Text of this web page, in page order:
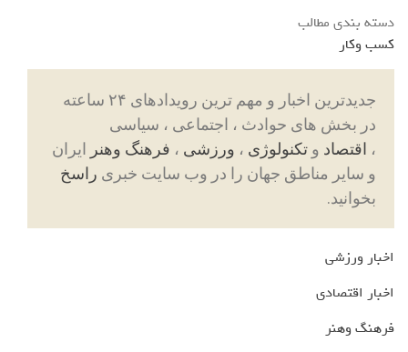
دسته بندی مطالب
کسب وکار
جدیدترین اخبار و مهم ترین رویدادهای ۲۴ ساعته
در بخش های حوادث ، اجتماعی ، سیاسی
، اقتصاد و تکنولوژی ، ورزشی ، فرهنگ وهنر ایران
و سایر مناطق جهان را در وب سایت خبری راسخ
بخوانید.
اخبار ورزشی
اخبار اقتصادی
فرهنگ وهنر